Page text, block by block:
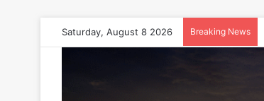
Saturday, August 8 2026 Breaking News